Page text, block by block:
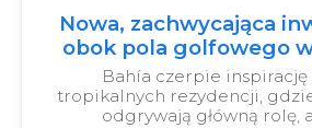
Nowa, zachwycająca
obok pola golfowego
Mijas.
Bahía czerpie inspirację
tropikalnych rezydencji,
odgrywają główną rolę,